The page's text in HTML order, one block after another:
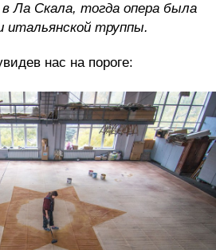
Ла Скала, тогда опера была
итальянской труппы.
нас на пороге: